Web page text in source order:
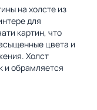
на холсте из
для
картин, что
цвета и
Холст
и обрамляется